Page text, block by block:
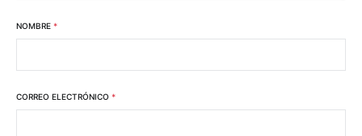
NOMBRE *
CORREO ELECTRÓNICO *